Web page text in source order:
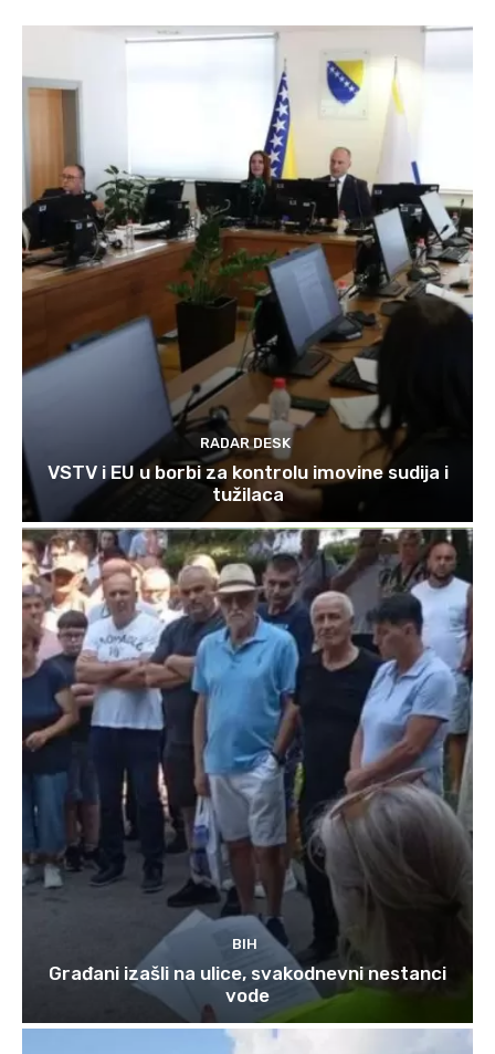
RADAR DESK
VSTV i EU u borbi za kontrolu imovine sudija i
tužilaca
BIH
Građani izašli na ulice, svakodnevni nestanci
vode